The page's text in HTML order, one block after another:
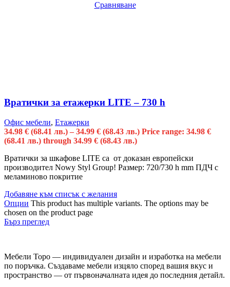
Сравняване
Вратички за етажерки LITE – 730 h
Офис мебели, Етажерки
34.98 € (68.41 лв.) – 34.99 € (68.43 лв.) Price range: 34.98 €
(68.41 лв.) through 34.99 € (68.43 лв.)
Вратички за шкафове LITE са от доказан европейски
производител Nowy Styl Group! Размер: 720/730 h mm ПДЧ с
меламиново покритие
Добавяне към списък с желания
Опции This product has multiple variants. The options may be
chosen on the product page
Бърз преглед
Мебели Торо — индивидуален дизайн и изработка на мебели
по поръчка. Създаваме мебели изцяло според вашия вкус и
пространство — от първоначалната идея до последния детайл.